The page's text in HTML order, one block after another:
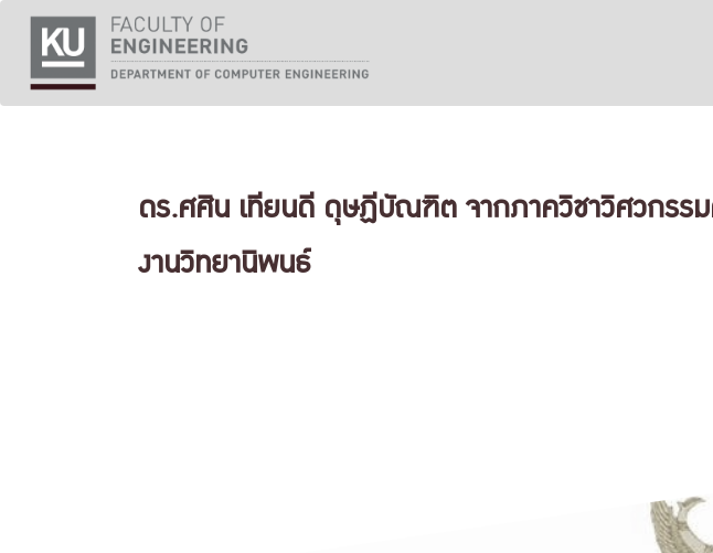
content
ดร.ศศิน เทียนดี ดุษฏีบัณฑิต จากภาควิชาวิศวกรร
งานวิทยานิพนธ์